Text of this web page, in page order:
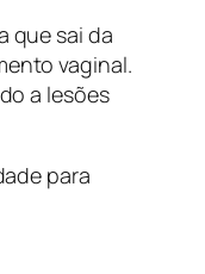
que sai da
vaginal.
a lesões
para